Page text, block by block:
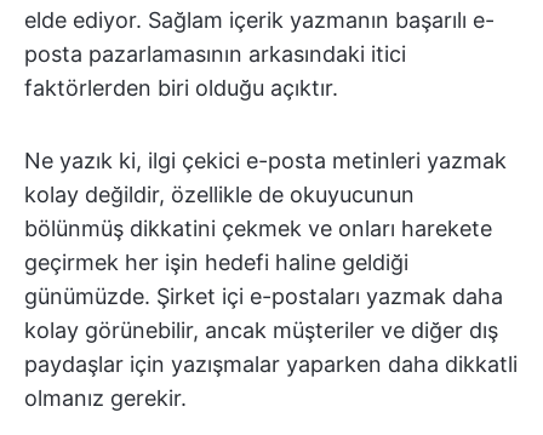
elde ediyor. Sağlam içerik yazmanın başarılı e-
posta pazarlamasının arkasındaki itici
faktörlerden biri olduğu açıktır.
Ne yazık ki, ilgi çekici e-posta metinleri yazmak
kolay değildir, özellikle de okuyucunun
bölünmüş dikkatini çekmek ve onları harekete
geçirmek her işin hedefi haline geldiği
günümüzde. Şirket içi e-postaları yazmak daha
kolay görünebilir, ancak müşteriler ve diğer dış
paydaşlar için yazışmalar yaparken daha dikkatli
olmanız gerekir.